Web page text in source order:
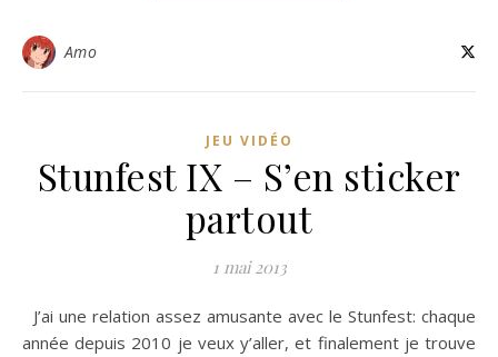
Amo
JEU VIDÉO
Stunfest IX – S’en sticker
partout
1 mai 2013
J’ai une relation assez amusante avec le Stunfest: chaque
année depuis 2010 je veux y’aller, et finalement je trouve